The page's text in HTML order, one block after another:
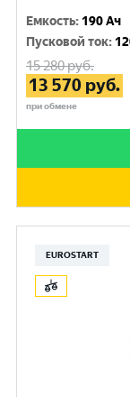
Емкость: 190 Ач
Пусковой ток:
15 280руб.
13 570 руб.
при обмене
EUROSTART